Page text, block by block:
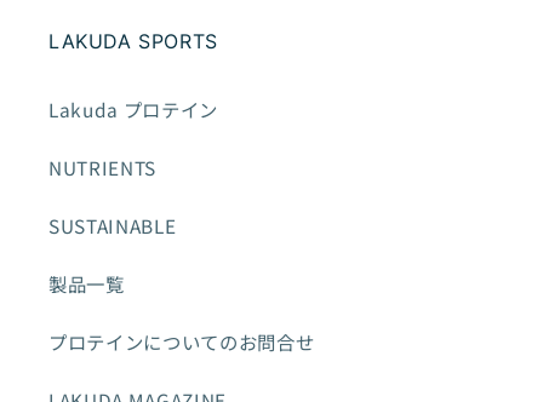
LAKUDA SPORTS
Lakuda プロテイン
NUTRIENTS
SUSTAINABLE
製品一覧
プロテインについてのお問合せ